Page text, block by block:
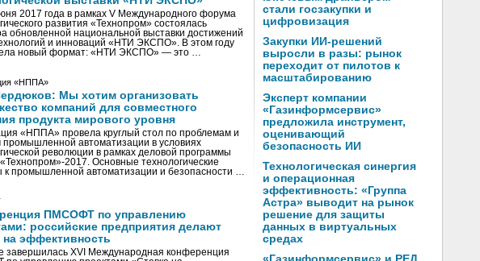
2017 года в рамках V Международного форума
развития «Технопром» состоялась
обновленной национальной выставки достижений
и инноваций «НТИ ЭКСПО». В этом году
новый формат: «НТИ ЭКСПО» — это …
«НППА»
Мы хотим организовать
компаний для совместного
продукта мирового уровня
«НППА» провела круглый стол по проблемам и
промышленной автоматизации в условиях
революции в рамках деловой программы
2017. Основные технологические
к промышленной автоматизации и безопасности …
ПМСОФТ по управлению
российские предприятия делают
на эффективность
завершилась XVI Международная конференция
стали госзакупки и
цифровизация
Закупки ИИ-решений
выросли в разы: рынок
переходит от пилотов к
масштабированию
Эксперт компании
«Газинформсервис»
предложила инструмент,
оценивающий
безопасность ИИ
Технологическая синергия
и операционная
эффективность: «Группа
Астра» выводит на рынок
решение для защиты
данных в виртуальных
средах